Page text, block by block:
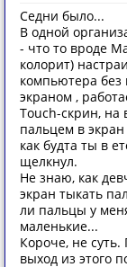
Седни было...
В одной
- что то вроде
колорит)
компьютера
экраном ,
Touch-скрин, на
пальцем в
как будта ты в
щелкнул.
Не знаю, как
экран тыкать
ли пальцы у
маленькие...
Короче, не
выход из этого